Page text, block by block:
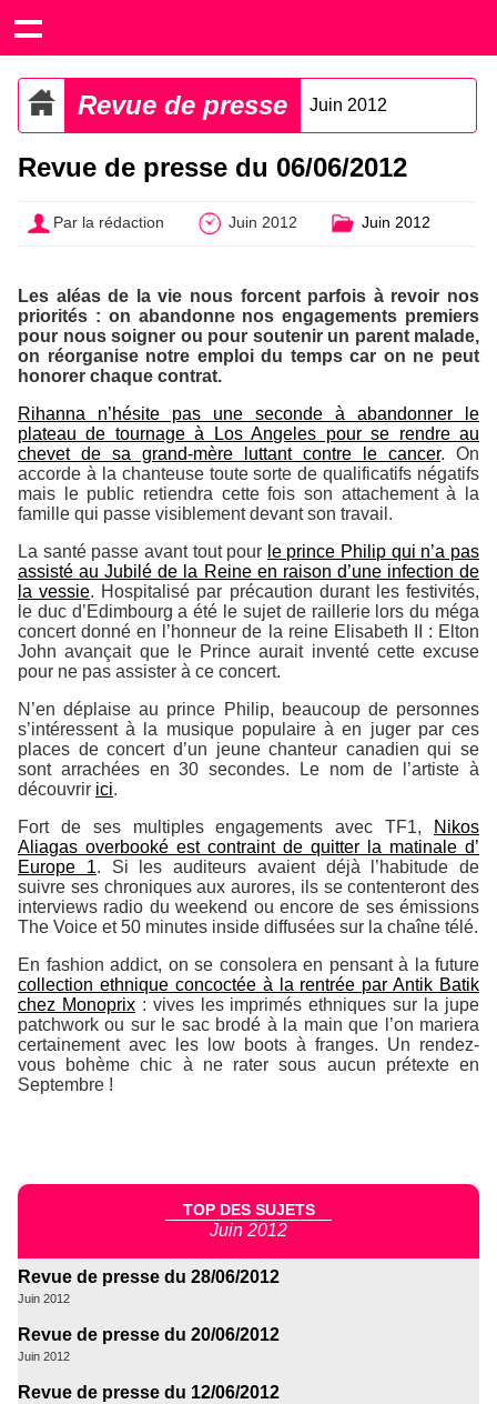
Revue de presse Juin 2012
Revue de presse du 06/06/2012
Par la rédaction Juin 2012 Juin 2012
Les aléas de la vie nous forcent parfois à revoir nos
priorités : on abandonne nos engagements premiers
pour nous soigner ou pour soutenir un parent malade,
on réorganise notre emploi du temps car on ne peut
honorer chaque contrat.
Rihanna n’hésite pas une seconde à abandonner le
plateau de tournage à Los Angeles pour se rendre au
chevet de sa grand-mère luttant contre le cancer. On
accorde à la chanteuse toute sorte de qualificatifs négatifs
mais le public retiendra cette fois son attachement à la
famille qui passe visiblement devant son travail.
La santé passe avant tout pour le prince Philip qui n’a pas
assisté au Jubilé de la Reine en raison d’une infection de
la vessie. Hospitalisé par précaution durant les festivités,
le duc d’Edimbourg a été le sujet de raillerie lors du méga
concert donné en l’honneur de la reine Elisabeth II : Elton
John avançait que le Prince aurait inventé cette excuse
pour ne pas assister à ce concert.
N’en déplaise au prince Philip, beaucoup de personnes
s’intéressent à la musique populaire à en juger par ces
places de concert d’un jeune chanteur canadien qui se
sont arrachées en 30 secondes. Le nom de l’artiste à
découvrir ici.
Fort de ses multiples engagements avec TF1,
Nikos
Aliagas overbooké est contraint de quitter la matinale d’
Europe 1. Si les auditeurs avaient déjà l’habitude de
suivre ses chroniques aux aurores, ils se contenteront des
interviews radio du weekend ou encore de ses émissions
The Voice et 50 minutes inside diffusées sur la chaîne télé.
En fashion addict, on se consolera en pensant à la future
collection ethnique concoctée à la rentrée par Antik Batik
chez Monoprix: vives les imprimés ethniques sur la jupe
patchwork ou sur le sac brodé à la main que l’on mariera
certainement avec les low boots à franges. Un rendez-
vous bohème chic à ne rater sous aucun prétexte en
Septembre !
TOP DES SUJETS
Juin 2012
Revue de presse du 28/06/2012
Juin 2012
Revue de presse du 20/06/2012
Juin 2012
Revue de presse du 12/06/2012